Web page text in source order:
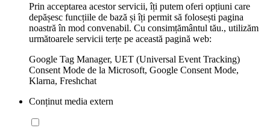
Prin acceptarea acestor servicii, îți putem oferi opțiuni care
depășesc funcțiile de bază și îți permit să folosești pagina
noastră în mod convenabil. Cu consimțământul tău., utilizăm
următoarele servicii terțe pe această pagină web:
Google Tag Manager, UET (Universal Event Tracking)
Consent Mode de la Microsoft, Google Consent Mode,
Klarna, Freshchat
Conținut media extern